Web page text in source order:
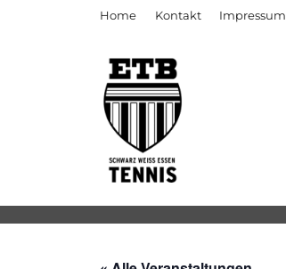
Home Kontakt Impressum